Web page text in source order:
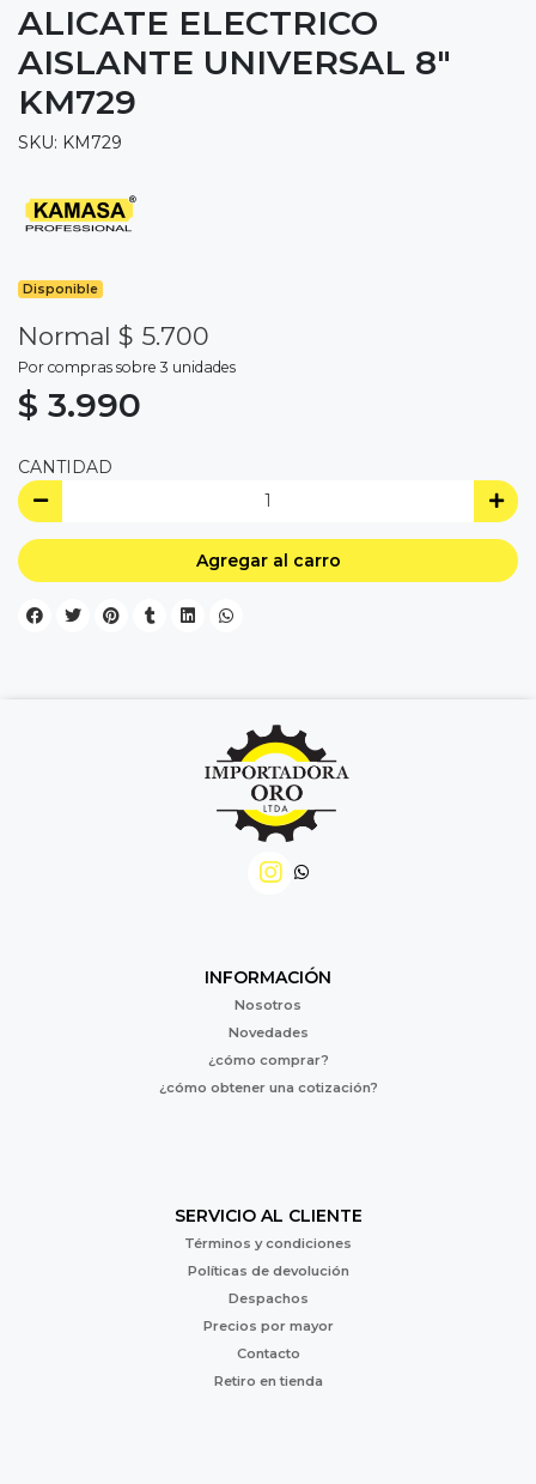
ALICATE ELECTRICO
AISLANTE UNIVERSAL 8"
KM729
SKU: KM729
Disponible
Normal $ 5.700
Por compras sobre 3 unidades
$ 3.990
CANTIDAD
Agregar al carro
INFORMACIÓN
Nosotros
Novedades
¿cómo comprar?
¿cómo obtener una cotización?
SERVICIO AL CLIENTE
Términos y condiciones
Políticas de devolución
Despachos
Precios por mayor
Contacto
Retiro en tienda